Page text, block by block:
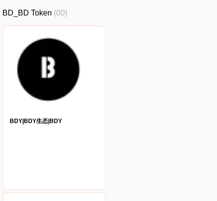
BD_BD Token (00)
BDY|BDY生态|BDY